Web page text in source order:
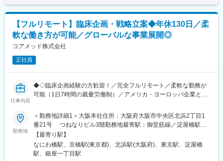
※国内出張の頻度は1~3回/年です。（海外出張の可能性も一部ござ
います）
■ワークライフバランス：
同社は、個人が最大限に能力を発揮できるよう働きやすい環境作
りに注力しております。男女問わず在宅勤務が可能です。また、
女性社員も多く、産休・育休取得実績も豊富で9割以上の復職率を
変更の範囲：会社の定める業務
■業務の特徴：
・プロジェクトは個人単独ではなく、社内メンバーと協働しなが
ら分担して推進しています。
・非臨床領域における戦略設計から規制対応まで関わり、開発全
体を俯瞰する視点を身につけることが可能です。
■教育体制：
通常医薬品メーカー出身が会員である関西医薬協会に、当社は会
員として登録しています。業界関連のセミナーにも参加すること
ができ、メーカーと同じレベルの業界知識とマーケット感をアッ
■働き方：
◎完全在宅勤務のため、拠点（東京・大阪）の近くにお住まいで
なくてもご就業いただけます。
◎お昼休みの時間帯も自由なので、例えばお子様がおられる方の
【フルリモート】臨床企画・戦略立案◆年休130日／柔
軟な働き方が可能／グローバルな事業展開◎
コアメッド株式会社
正社員
仕事内容
◆◇臨床企画経験の方歓迎！／完全フルリモート／柔軟な勤務が
可能（1日7時間の裁量労働制）／アメリカ・ヨーロッパ企業と事
◆◇
■仕事内容：
新薬開発における開発戦略および開発企画の立案・評価・助言を
中心とした、コンサルティング業務をお任せします。
臨床開発の上流工程から関与し、プロジェクトの成功に向けた戦
勤務地
＜勤務地詳細1＞大阪本社住所：大阪府大阪市中央区北浜2丁目1
番21号 つねなりビル3階勤務地最寄駅：御堂筋線／淀屋橋駅受
動喫煙対策：屋内全面禁煙＜勤務地詳細2＞東京支社住所：東京都
千代田区丸の内1-11-1 パシフィックセンチュリープレイス丸の内
13階 受動喫煙対策：屋内全面禁煙変更の範囲：無
【最寄り駅】
なにわ橋駅、京橋駅(東京都)、北浜駅(大阪府)、東京駅、淀屋橋
駅、銀座一丁目駅